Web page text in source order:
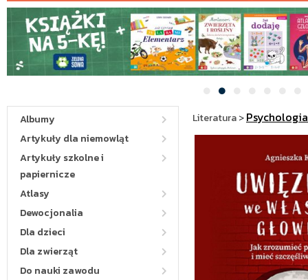
Albumy
Artykuły dla niemowląt
Artykuły szkolne i
papiernicze
Atlasy
Dewocjonalia
Dla dzieci
Dla zwierząt
Do nauki zawodu
Literatura>Psychologia